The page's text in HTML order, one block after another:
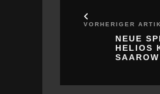
VORHERIGER
NEUE
HELIOS
SAAROW